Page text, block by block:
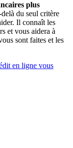
plus
du seul critère
Il connaît les
et vous aidera à
sont faites et les
en ligne vous